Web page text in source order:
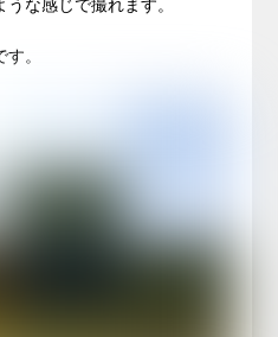
な感じで撮れます。
。